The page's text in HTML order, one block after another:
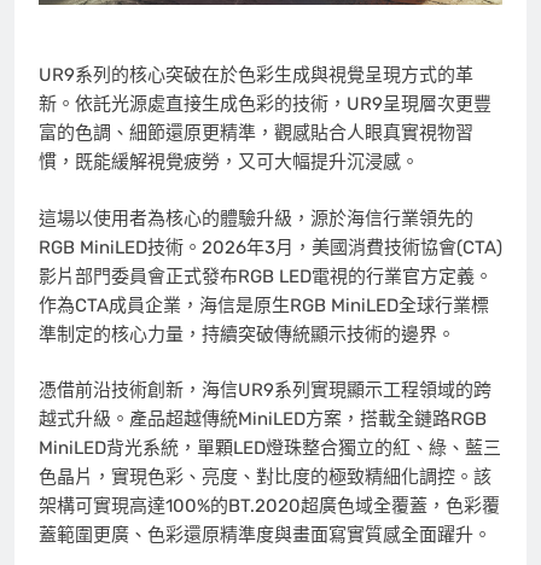
UR9系列的核心突破在於色彩生成與視覺呈現方式的革
新。依託光源處直接生成色彩的技術，UR9呈現層次更豐
富的色調、細節還原更精準，觀感貼合人眼真實視物習
慣，既能緩解視覺疲勞，又可大幅提升沉浸感。
這場以使用者為核心的體驗升級，源於海信行業領先的
RGB MiniLED技術。2026年3月，美國消費技術協會(CTA)
影片部門委員會正式發布RGB LED電視的行業官方定義。
作為CTA成員企業，海信是原生RGB MiniLED全球行業標
準制定的核心力量，持續突破傳統顯示技術的邊界。
憑借前沿技術創新，海信UR9系列實現顯示工程領域的跨
越式升級。產品超越傳統MiniLED方案，搭載全鏈路RGB
MiniLED背光系統，單顆LED燈珠整合獨立的紅、綠、藍三
色晶片，實現色彩、亮度、對比度的極致精細化調控。該
架構可實現高達100%的BT.2020超廣色域全覆蓋，色彩覆
蓋範圍更廣、色彩還原精準度與畫面寫實質感全面躍升。